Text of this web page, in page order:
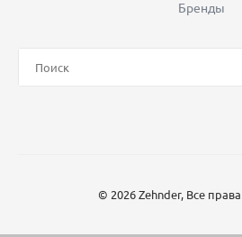
Бренды
© 2026 Zehnder, Все